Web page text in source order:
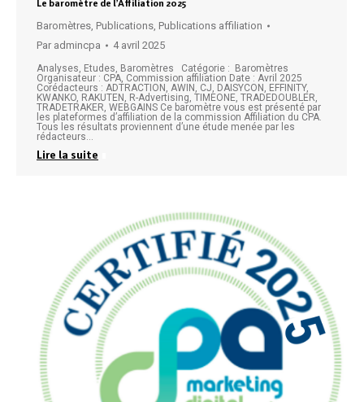
Le baromètre de l’Affiliation 2025
Baromètres, Publications, Publications affiliation
Par admincpa 4 avril 2025
Analyses, Etudes, Baromètres Catégorie : Baromètres
Organisateur : CPA, Commission affiliation Date : Avril 2025
Corédacteurs : ADTRACTION, AWIN, CJ, DAISYCON, EFFINITY,
KWANKO, RAKUTEN, R-Advertising, TIMEONE, TRADEDOUBLER,
TRADETRAKER, WEBGAINS Ce baromètre vous est présenté par
les plateformes d’affiliation de la commission Affiliation du CPA.
Tous les résultats proviennent d’une étude menée par les
rédacteurs…
Lire la suite